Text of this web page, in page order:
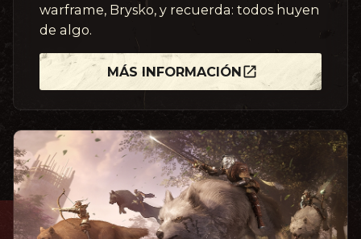
warframe, Brysko, y recuerda: todos huyen
de algo.
MÁS INFORMACIÓN